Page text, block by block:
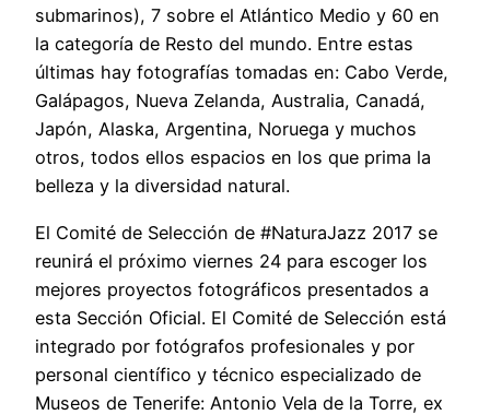
submarinos), 7 sobre el Atlántico Medio y 60 en
la categoría de Resto del mundo. Entre estas
últimas hay fotografías tomadas en: Cabo Verde,
Galápagos, Nueva Zelanda, Australia, Canadá,
Japón, Alaska, Argentina, Noruega y muchos
otros, todos ellos espacios en los que prima la
belleza y la diversidad natural.
El Comité de Selección de #NaturaJazz 2017 se
reunirá el próximo viernes 24 para escoger los
mejores proyectos fotográficos presentados a
esta Sección Oficial. El Comité de Selección está
integrado por fotógrafos profesionales y por
personal científico y técnico especializado de
Museos de Tenerife: Antonio Vela de la Torre, ex